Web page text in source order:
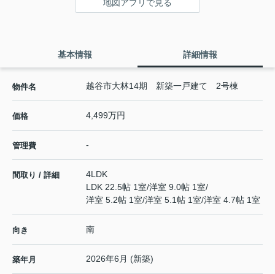
地図アプリで見る
基本情報 詳細情報
物件名 越谷市大林14期 新築一戸建て 2号棟
価格 4,499万円
管理費 -
間取り / 詳細
4LDK
LDK 22.5帖 1室/洋室 9.0帖 1室/
洋室 5.2帖 1室/洋室 5.1帖 1室/洋室 4.7帖 1室
向き 南
築年月 2026年6月 (新築)